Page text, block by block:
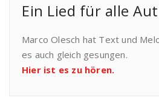
Ein Lied für alle
Marco Olesch hat Text und
es auch gleich gesungen.
Hier ist es zu hören.